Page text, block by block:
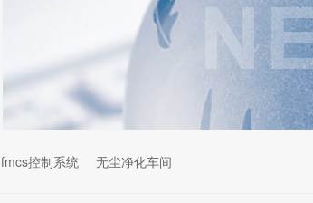
fmcs控制系统 无尘净化车间